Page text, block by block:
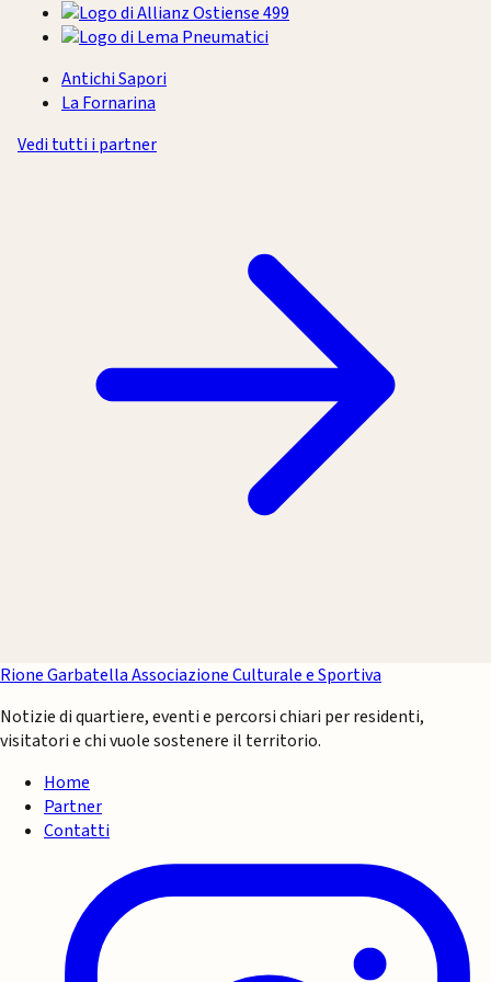
Antichi Sapori
La Fornarina
Vedi tutti i partner
Rione GarbatellaAssociazione Culturale e Sportiva
Notizie di quartiere, eventi e percorsi chiari per residenti,
visitatori e chi vuole sostenere il territorio.
Home
Partner
Contatti